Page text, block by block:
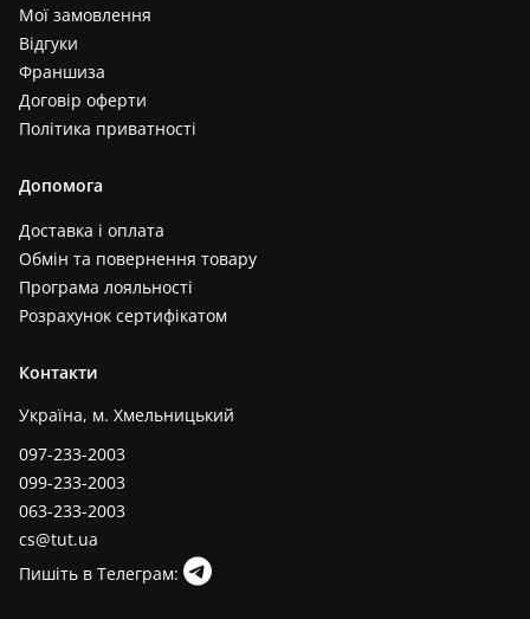
Мої замовлення
Відгуки
Франшиза
Договір оферти
Політика приватності
Допомога
Доставка і оплата
Обмін та повернення товару
Програма лояльності
Розрахунок сертифікатом
Контакти
Україна, м. Хмельницький
097-233-2003
099-233-2003
063-233-2003
cs@tut.ua
Пишіть в Телеграм: